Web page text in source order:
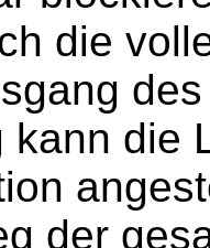
die
kann die
der